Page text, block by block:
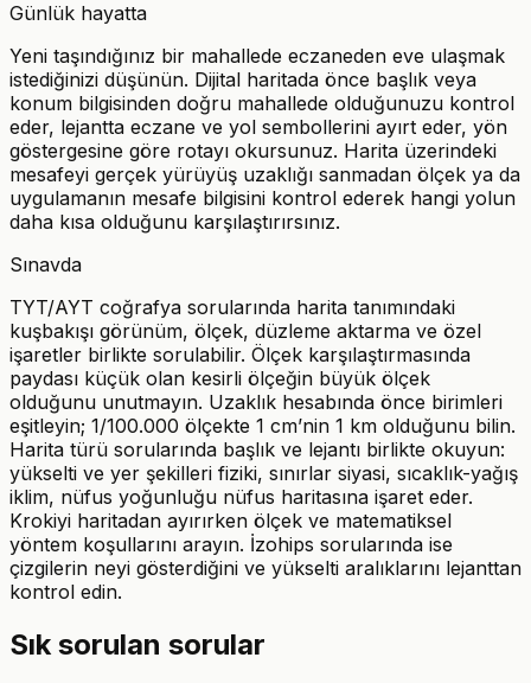
100.000
=
300.000
Günlük hayatta
Yeni taşındığınız bir mahallede eczaneden eve ulaşmak
istediğinizi düşünün. Dijital haritada önce başlık veya
konum bilgisinden doğru mahallede olduğunuzu kontrol
eder, lejantta eczane ve yol sembollerini ayırt eder, yön
göstergesine göre rotayı okursunuz. Harita üzerindeki
mesafeyi gerçek yürüyüş uzaklığı sanmadan ölçek ya da
uygulamanın mesafe bilgisini kontrol ederek hangi yolun
daha kısa olduğunu karşılaştırırsınız.
Sınavda
TYT/AYT coğrafya sorularında harita tanımındaki
kuşbakışı görünüm, ölçek, düzleme aktarma ve özel
işaretler birlikte sorulabilir. Ölçek karşılaştırmasında
paydası küçük olan kesirli ölçeğin büyük ölçek
olduğunu unutmayın. Uzaklık hesabında önce birimleri
eşitleyin; 1/100.000 ölçekte 1 cm’nin 1 km olduğunu bilin.
Harita türü sorularında başlık ve lejantı birlikte okuyun:
yükselti ve yer şekilleri fiziki, sınırlar siyasi, sıcaklık-yağış
iklim, nüfus yoğunluğu nüfus haritasına işaret eder.
Krokiyi haritadan ayırırken ölçek ve matematiksel
yöntem koşullarını arayın. İzohips sorularında ise
çizgilerin neyi gösterdiğini ve yükselti aralıklarını lejanttan
kontrol edin.
Sık sorulan sorular